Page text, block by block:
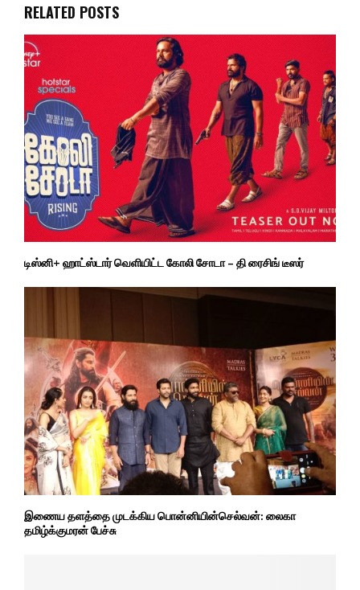
RELATED POSTS
டிஸ்னி+ ஹாட்ஸ்டார் வெளியிட்ட கோலி சோடா – தி ரைசிங் டீஸர்
இணைய தளத்தை முடக்கிய பொன்னியின்செல்வன்: லைகா
தமிழ்க்குமரன் பேச்சு